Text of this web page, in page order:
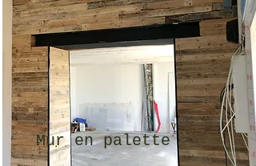
Mur en palette